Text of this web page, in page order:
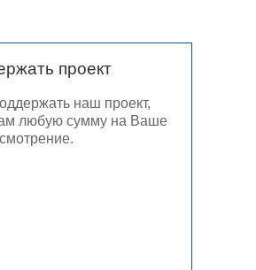
проект
наш проект,
любую сумму на Ваше